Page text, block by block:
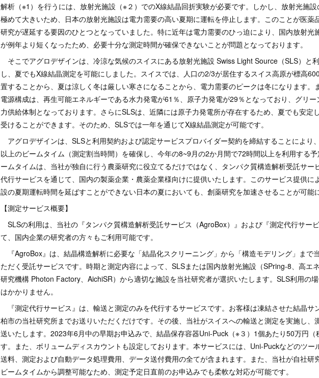
解析（※1）を行うには、放射光施設（※２）でのX線結晶回折実験が必要です。しかし、放射光施
極めて大きいため、日本の放射光施設は電力需要の高い夏期に運転を停止します。このことが医薬
研究が遅延する要因のひとつとなっていました。特に近年は電力需要のひっ迫により、国内放射光
が例年より短くなったため、必要十分な測定時間が確保できないことが問題となっております。
そこでアグロデザインは、冷涼な気候のスイスにある放射光施設 Swiss Light Source（SLS）と
し、夏でもX線結晶測定を可能にしました。スイスでは、人口の2/3が居住するスイス高原が標高
置することから、夏は涼しく冬は厳しい寒さになることから、電力需要のピークは冬になります。
電源構成は、再生可能エネルギーである水力発電が61％、原子力発電が29％となっており、グリ
力供給体制となっております。さらにSLSは、近隣には原子力発電所が存在するため、夏でも安定
受けることができます。そのため、SLSでは一年を通じてX線結晶測定が可能です。
アグロデザインは、SLSと利用契約および認定サービスプロバイダー契約を締結することにより
以上のビームタイム（測定割当時間）を確保し、今年の8~9月の2か月間で72時間以上を利用する
ームタイムは、当社が独自に行う農薬研究に役立てるだけではなく、タンパク質構造解析受託サー
代行サービスを通じて、国内の製薬企業・農薬企業様向けに提供いたします。このサービス提供に
設の夏期運転時間を延ばすことができない日本の夏においても、創薬研究を加速させることが可能
【測定サービス概要】
SLSの利用は、当社の『タンパク質構造解析受託サービス（AgroBox）』および『測定代行サー
て、国内企業の研究者の方々もご利用可能です。
『AgroBox』は、結晶構造解析に必要な「結晶化スクリーニング」から「構造モデリング」まで
ただく受託サービスです。時期と測定内容によって、SLSまたは国内放射光施設（SPring-8、高エ
研究機構 Photon Factory、AichiSR）から適切な施設を当社研究者が選択いたします。SLS利用の
はかかりません。
『測定代行サービス』は、輸送と測定のみを代行するサービスです。お客様は凍結させた結晶サ
柏市の当社研究所までお送りいただくだけです。その後、当社がスイスへの輸送と測定を実施し、
送いたします。2023年6月中の早期お申込みで、結晶保存容器Uni-Puck（※３）1個あたり50万円（
す。また、ボリュームディスカウントも設定しております。本サービスには、Uni-Puckなどのツー
送料、測定および自動データ処理費用、データ送付費用の全てが含まれます。また、当社が自社研
ビームタイムから調整可能なため、測定予定日直前のお申込みでも柔軟な対応が可能です。